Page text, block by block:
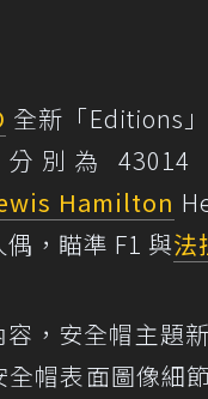
全新「Editions
別為 43014
Hamilton
，瞄準 F1 與法
，安全帽主題
全帽表面圖像細